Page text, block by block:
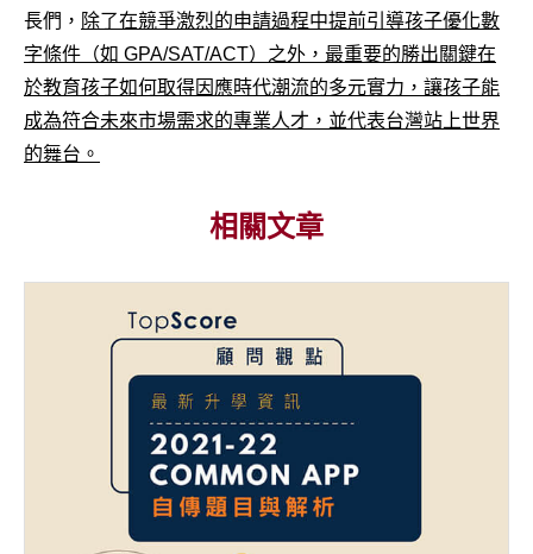
長們， 除了在競爭激烈的申請過程中提前引導孩子優化數
字條件（如 GPA/SAT/ACT）之外，最重要的勝出關鍵在
於教育孩子如何取得因應時代潮流的多元實力，讓孩子能
成為符合未來市場需求的專業人才，並代表台灣站上世界
的舞台。
相關文章